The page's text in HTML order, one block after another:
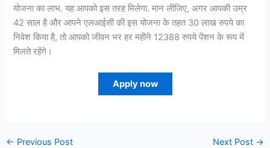
योजना का लाभ. यह आपको इस तरह मिलेगा. मान लीजिए, अगर आपकी उम्र
42 साल है और आपने एलआईसी की इस योजना के तहत 30 लाख रुपये का
निवेश किया है, तो आपको जीवन भर हर महीने 12388 रुपये पेंशन के रूप में
मिलते रहेंगे।
Apply now
← Previous Post Next Post →